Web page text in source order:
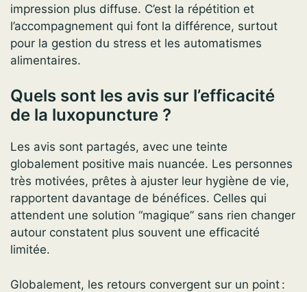
impression plus diffuse. C’est la répétition et
l’accompagnement qui font la différence, surtout
pour la gestion du stress et les automatismes
alimentaires.
Quels sont les avis sur l’efficacité
de la luxopuncture ?
Les avis sont partagés, avec une teinte
globalement positive mais nuancée. Les personnes
très motivées, prêtes à ajuster leur hygiène de vie,
rapportent davantage de bénéfices. Celles qui
attendent une solution “magique” sans rien changer
autour constatent plus souvent une efficacité
limitée.
Globalement, les retours convergent sur un point :